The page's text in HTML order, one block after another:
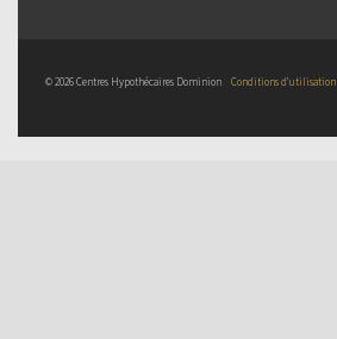
© 2026 Centres Hypothécaires Dominion Conditions d’utilisation